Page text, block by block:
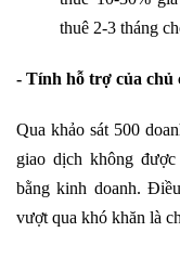
thuê 2-3 tháng
- Tính hỗ trợ của chủ
Qua khảo sát 500
giao dịch không
bằng kinh doanh.
vượt qua khó khăn là